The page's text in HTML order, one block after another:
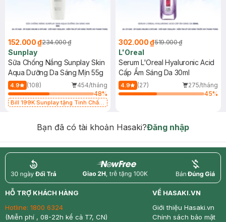
152.000 ₫234.000 ₫
Sunplay
Sữa Chống Nắng Sunplay Skin
Aqua Dưỡng Da Sáng Mịn 55g
4.9 (108)
454/tháng
48%
Bill 199K Sunplay tặng Tinh Chất
302.000 ₫519.000 ₫
L'Oreal
Serum L'Oreal Hyaluronic Acid
Cấp Ẩm Sáng Da 30ml
4.9 (27)
275/tháng
45%
Bạn đã có tài khoản Hasaki?Đăng nhập
return nowfree price
HỖ TRỢ KHÁCH HÀNG
Hotline: 1800 6324
(Miễn phí , 08-22h kể cả T7, CN)
VỀ HASAKI.VN
Giới thiệu Hasaki.vn
Chính sách bảo mật